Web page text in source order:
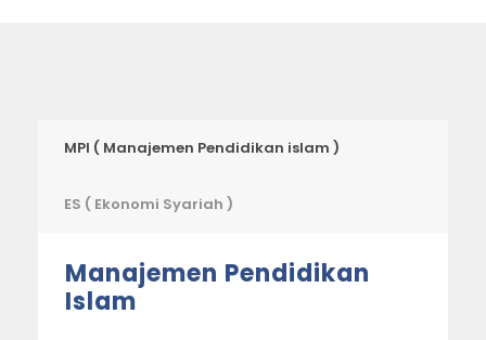
MPI ( Manajemen Pendidikan islam )
ES ( Ekonomi Syariah )
Manajemen Pendidikan
Islam